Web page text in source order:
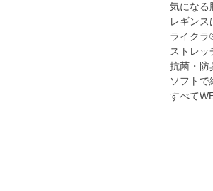
気になる
レギンス
ライクラ
ストレッ
抗菌・防
ソフトで
すべて